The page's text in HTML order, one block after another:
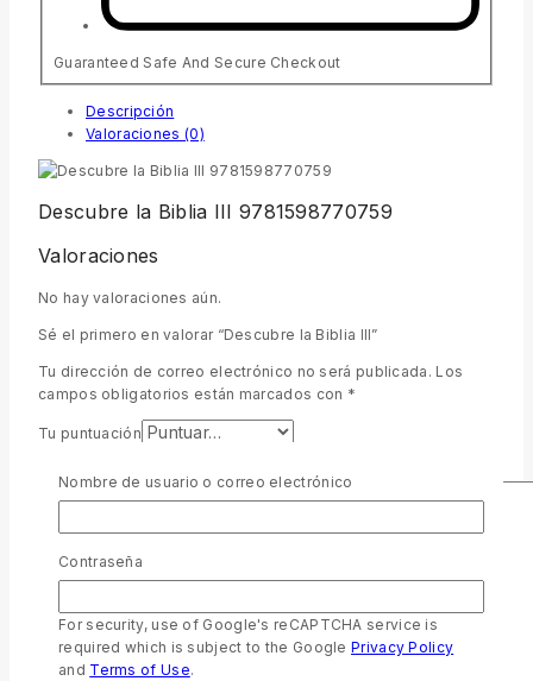
Guaranteed Safe And Secure Checkout
Descripción
Valoraciones (0)
Descubre la Biblia III 9781598770759
Valoraciones
No hay valoraciones aún.
Sé el primero en valorar “Descubre la Biblia III”
Tu dirección de correo electrónico no será publicada. Los
campos obligatorios están marcados con *
Tu puntuación
Nombre de usuario o correo electrónico
Contraseña
For security, use of Google's reCAPTCHA service is
required which is subject to the GooglePrivacy Policy
and Terms of Use.